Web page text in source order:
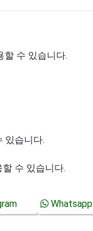
할 수 있습니다.
있습니다.
수 있습니다.
Whatsapp